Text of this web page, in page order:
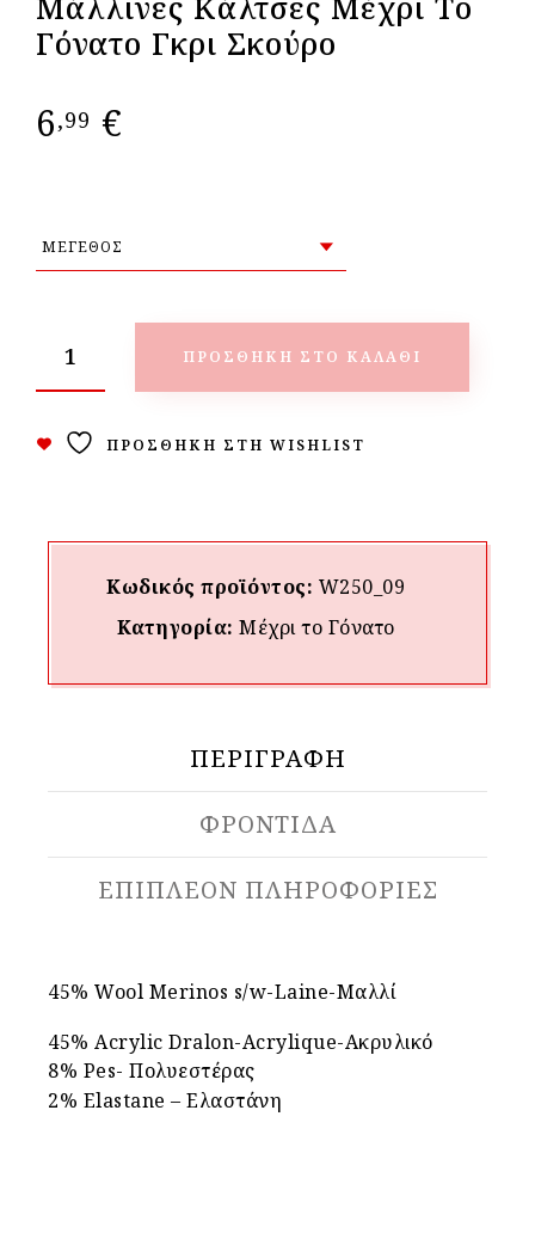
Γόνατο Γκρι Σκούρο
6,99 €
ΠΡΟΣΘΉΚΗ ΣΤΟ ΚΑΛΆΘΙ
ΠΡΟΣΘΉΚΗ ΣΤΗ WISHLIST
Κωδικός προϊόντος: W250_09
Κατηγορία: Μέχρι το Γόνατο
ΠΕΡΙΓΡΑΦΉ
ΦΡΟΝΤΙΔΑ
ΕΠΙΠΛΈΟΝ ΠΛΗΡΟΦΟΡΊΕΣ
45% Wool Merinos s/w-Laine-Μαλλί
45% Acrylic Dralon-Acrylique-Aκρυλικό
8% Pes- Πολυεστέρας
2% Elastane – Ελαστάνη